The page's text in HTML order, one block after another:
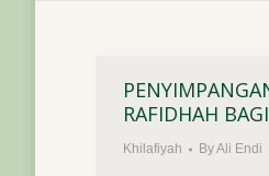
RAFIDHAH
Khilafiyah ByAli Endi